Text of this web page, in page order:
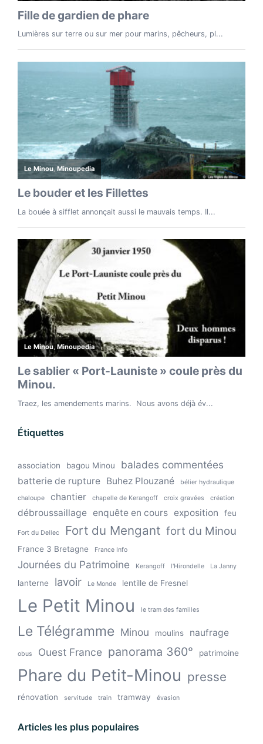
Étiquettes
association bagou Minou balades commentées
batterie de rupture Buhez Plouzané bélier hydraulique
chaloupe chantier chapelle de Kerangoff croix gravées création
débroussaillage enquête en cours exposition feu
Fort du Dellec Fort du Mengant fort du Minou
France 3 Bretagne France Info
Journées du Patrimoine Kerangoff l'Hirondelle La Janny
lanterne lavoir Le Monde lentille de Fresnel
Le Petit Minou le tram des familles
Le Télégramme Minou moulins naufrage
obus Ouest France panorama 360° patrimoine
Phare du Petit-Minou presse
rénovation servitude train tramway évasion
Articles les plus populaires